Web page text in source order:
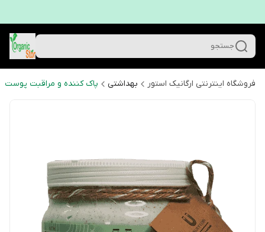
جستجو
فروشگاه اینترنتی ارگانیک استور بهداشتی پاک کننده و مراقبت پوست